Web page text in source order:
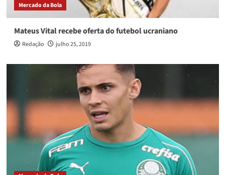
Mercado da Bola
Mateus Vital recebe oferta do futebol ucraniano
Redação julho 25, 2019